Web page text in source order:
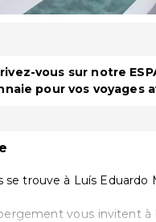
vous sur notre
pour vos voyages
se trouve à Luís Eduardo
vous invitent